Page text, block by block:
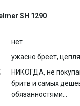
SH 1290
нет
ужасно бреет,
НИКОГДА, не
бритв и самых
обязанностями...